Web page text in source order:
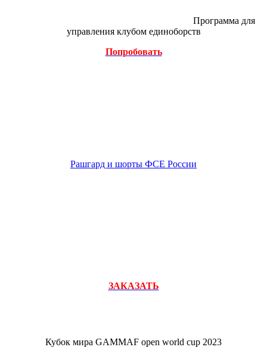
Программа для
управления клубом единоборств
Попробовать
Рашгард и шорты ФСЕ России
ЗАКАЗАТЬ
Кубок мира GAMMAF open world cup 2023